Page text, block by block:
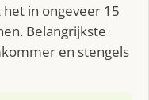
het in ongeveer 15
Belangrijkste
en stengels